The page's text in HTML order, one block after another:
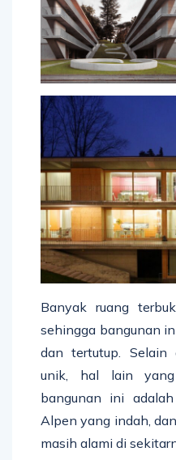
Banyak ruang
sehingga bangunan
dan tertutup. Selain
unik, hal lain yang
bangunan ini
Alpen yang indah,
masih alami di